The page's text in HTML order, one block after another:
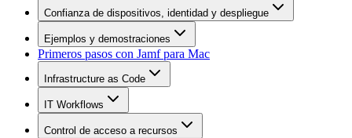
Confianza de dispositivos, identidad y despliegue
Ejemplos y demostraciones
Primeros pasos con Jamf para Mac
Infrastructure as Code
IT Workflows
Control de acceso a recursos